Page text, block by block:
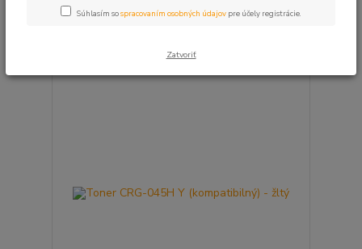
Zobrazujem 1-4 z 4
Súhlasím sospracovaním osobných údajov pre účely registrácie.
Zatvoriť